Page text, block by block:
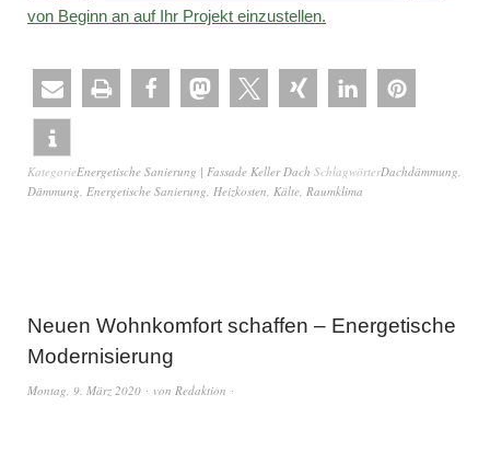
von Beginn an auf Ihr Projekt einzustellen.
KategorieEnergetische Sanierung | Fassade Keller Dach SchlagwörterDachdämmung,
Dämmung, Energetische Sanierung, Heizkosten, Kälte, Raumklima
Neuen Wohnkomfort schaffen – Energetische
Modernisierung
Montag, 9. März 2020 von Redaktion